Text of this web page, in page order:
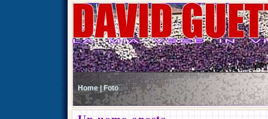
Home | Foto